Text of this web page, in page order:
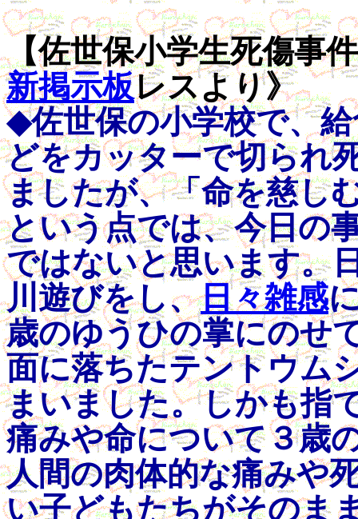
【佐世保小学生死傷事
新掲示板レスより》
◆佐世保の小学校で、
どをカッターで切られ
ましたが、「命を慈し
という点では、今日の
ではないと思います。
川遊びをし、日々雑感
歳のゆうひの掌にのせ
面に落ちたテントウム
まいました。しかも指
痛みや命について３歳
人間の肉体的な痛みや
い子どもたちがそのま